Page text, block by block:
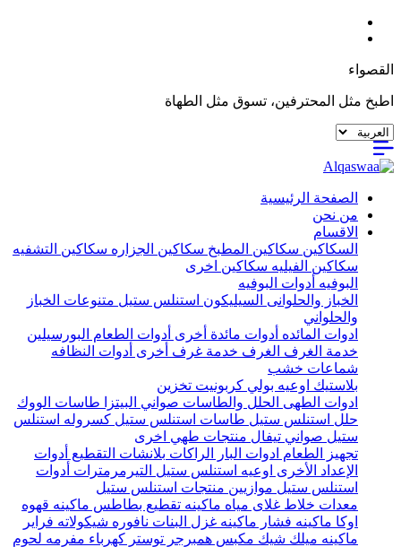
القصواء
اطبخ مثل المحترفين، تسوق مثل الطهاة
الصفحة الرئيسية
من نحن
الاقسام
السكاكين سكاكين المطبخ سكاكين الجزاره سكاكين التشفيه
سكاكين الفيليه سكاكين اخرى
البوفيه أدوات البوفيه
الخباز والحلوانى السيليكون استنلس ستيل متنوعات الخباز
والحلواني
ادوات المائده أدوات مائدة أخرى أدوات الطعام البورسيلين
خدمة الغرف الغرف خدمة غرف أخرى أدوات النظافه
شماعات خشب
بلاستيك اوعيه بولي كربونيت تخزين
ادوات الطهى الحلل والطاسات صواني البيتزا طاسات الووك
حلل استنلس ستيل طاسات استنلس ستيل كسروله استنلس
ستيل صواني تيفال منتجات طهي اخرى
تجهيز الطعام ادوات البار الراكات بلانشات التقطيع أدوات
الإعداد الأخرى اوعيه استنلس ستيل التيرمرمترات أدوات
استنلس ستيل موازيين منتجات استنلس ستيل
معدات خلاط غلاى مياه ماكينه تقطيع بطاطس ماكينه قهوه
اوكا ماكينه فشار ماكينه غزل البنات نافوره شيكولاته فراير
ماكينه ميلك شيك مكبس همبرجر توستر كهرباء مفرمه لحوم